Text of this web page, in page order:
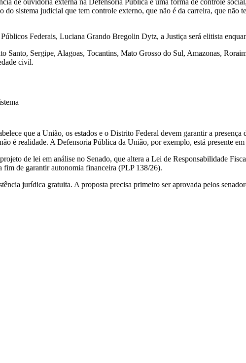
sistema judicial que tem controle externo, que não é da carreira, que não
Federais, Luciana Grando Bregolin Dytz, a Justiça será elitista
Santo, Sergipe, Alagoas, Tocantins, Mato Grosso do Sul, Amazonas,
civil.
que a União, os estados e o Distrito Federal devem garantir a presença
é realidade. A Defensoria Pública da União, por exemplo, está presente
de lei em análise no Senado, que altera a Lei de Responsabilidade
fim de garantir autonomia financeira (PLP 138/26).
jurídica gratuita. A proposta precisa primeiro ser aprovada pelos